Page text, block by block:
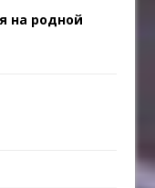
на родной